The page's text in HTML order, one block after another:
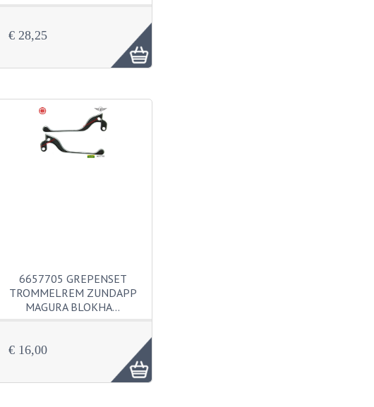
€ 28,25
6657705 GREPENSET
TROMMELREM ZUNDAPP
MAGURA BLOKHA…
€ 16,00